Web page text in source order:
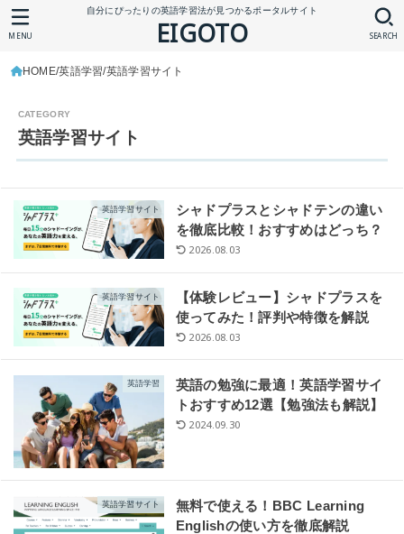
自分にぴったりの英語学習法が見つかるポータルサイト
EIGOTO SEARCH
MENU
HOME 英語学習 英語学習サイト
英語学習サイト
英語学習サイト
シャドプラスとシャドテンの違い
を徹底比較！おすすめはどっち？
2026.08.03
英語学習サイト
【体験レビュー】シャドプラスを
使ってみた！評判や特徴を解説
2026.08.03
英語学習
英語の勉強に最適！英語学習サイ
トおすすめ12選【勉強法も解説】
2024.09.30
英語学習サイト
無料で使える！BBC Learning
Englishの使い方を徹底解説